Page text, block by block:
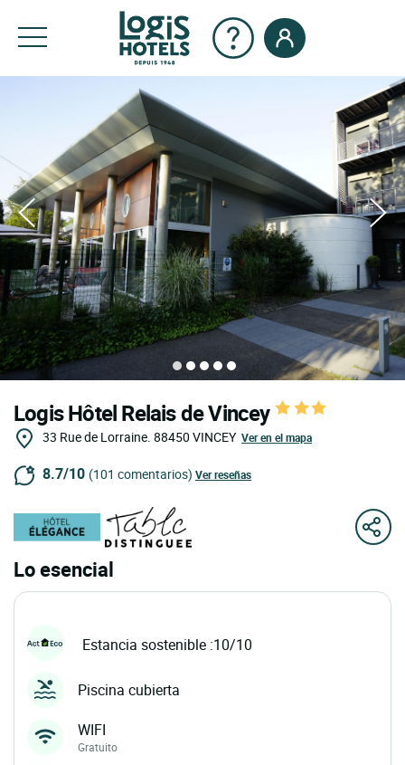
Logis Hôtel Relais de Vincey
33 Rue de Lorraine. 88450 VINCEY Ver en el mapa
8.7/10 (101 comentarios) Ver reseñas
Lo esencial
Estancia sostenible :10/10
Piscina cubierta
WIFI
Gratuito